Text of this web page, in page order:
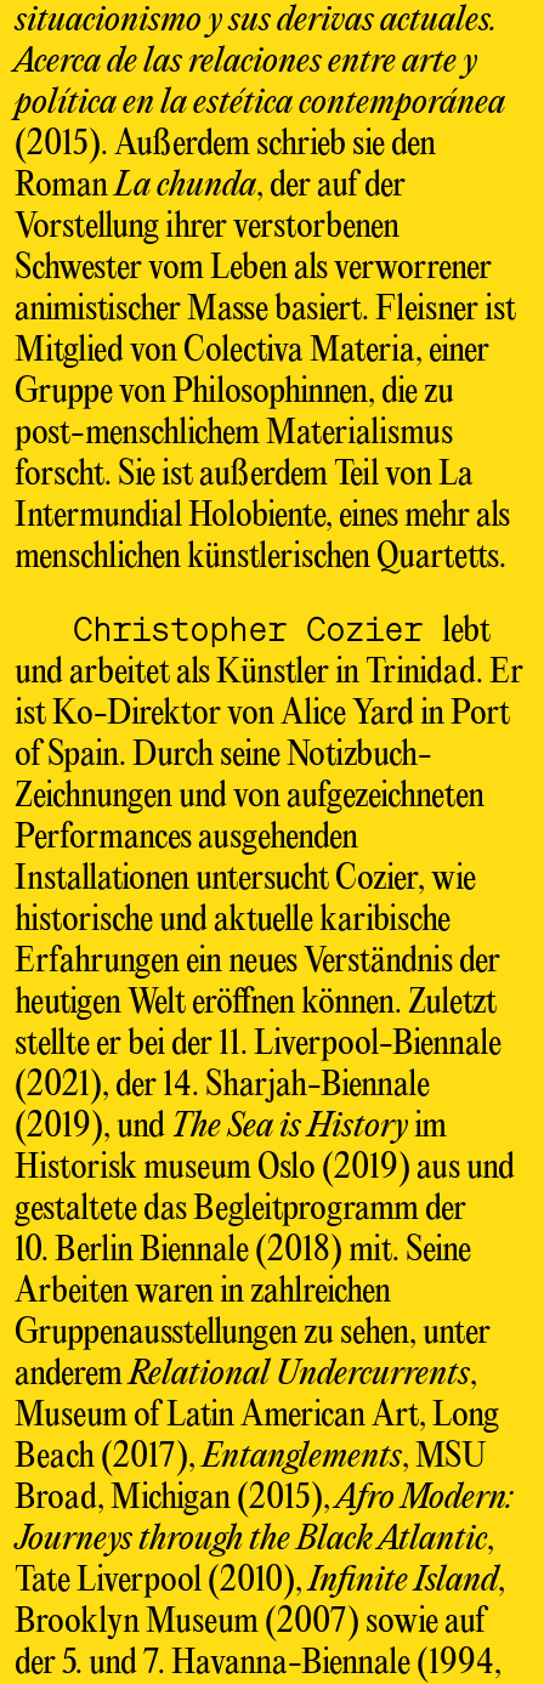
situacionismo y sus derivas actuales.
Acerca de las relaciones entre arte y
política en la estética contemporánea
(2015). Außerdem schrieb sie den
RomanLa chunda, der auf der
Vorstellung ihrer verstorbenen
Schwester vom Leben als verworrener
animistischer Masse basiert. Fleisner ist
Mitglied von Colectiva Materia, einer
Gruppe von Philosophinnen, die zu
post-menschlichem Materialismus
forscht. Sie ist außerdem Teil von La
Intermundial Holobiente, eines mehr als
menschlichen künstlerischen Quartetts.
Christopher Cozier lebt
und arbeitet als Künstler in Trinidad. Er
ist Ko-Direktor von Alice Yard in Port
of Spain. Durch seine Notizbuch-
Zeichnungen und von aufgezeichneten
Performances ausgehenden
Installationen untersucht Cozier, wie
historische und aktuelle karibische
Erfahrungen ein neues Verständnis der
heutigen Welt eröffnen können. Zuletzt
stellte er bei der 11. Liverpool-Biennale
(2021), der 14. Sharjah-Biennale
(2019), undThe Sea is Historyim
Historisk museum Oslo (2019) aus und
gestaltete das Begleitprogramm der
10. Berlin Biennale (2018) mit. Seine
Arbeiten waren in zahlreichen
Gruppenausstellungen zu sehen, unter
anderemRelational Undercurrents,
Museum of Latin American Art, Long
Beach (2017),Entanglements, MSU
Broad, Michigan (2015),Afro Modern:
Journeys through the Black Atlantic,
Tate Liverpool (2010),Infinite Island,
Brooklyn Museum (2007) sowie auf
der 5. und 7. Havanna-Biennale (1994,